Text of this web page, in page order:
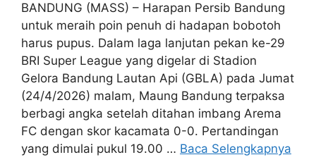
BANDUNG (MASS) – Harapan Persib Bandung
untuk meraih poin penuh di hadapan bobotoh
harus pupus. Dalam laga lanjutan pekan ke-29
BRI Super League yang digelar di Stadion
Gelora Bandung Lautan Api (GBLA) pada Jumat
(24/4/2026) malam, Maung Bandung terpaksa
berbagi angka setelah ditahan imbang Arema
FC dengan skor kacamata 0-0. Pertandingan
yang dimulai pukul 19.00 … Baca Selengkapnya